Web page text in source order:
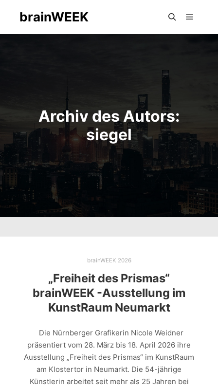
brainWEEK
Archiv des Autors:
siegel
brainWEEK 2026
„Freiheit des Prismas“
brainWEEK -Ausstellung im
KunstRaum Neumarkt
Die Nürnberger Grafikerin Nicole Weidner
präsentiert vom 28. März bis 18. April 2026 ihre
Ausstellung „Freiheit des Prismas“ im KunstRaum
am Klostertor in Neumarkt. Die 54-jährige
Künstlerin arbeitet seit mehr als 25 Jahren bei